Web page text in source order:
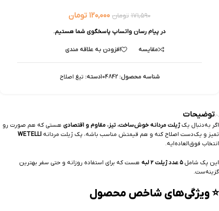
۱۷۱,۵۹۰ تومان ۱۲۰,۰۰۰ تومان
در پیام رسان واتساپ پاسخگوی شما هستیم.
مقایسه افزودن به علاقه مندی
شناسه محصول:104842دسته: تیغ اصلاح
توضیحات
اگر به‌دنبال یکژیلت مردانه خوش‌ساخت، تیز، مقاوم و اقتصادی هستی که هم صورت رو
تمیز و یک‌دست اصلاح کنه و هم قیمتش مناسب باشه، پک ژیلت مردانه WETELLI
انتخاب فوق‌العاده‌ایه.
این پک شامل۵ عدد ژیلت ۲ لبه
هست که برای استفاده روزانه و حتی سفر بهترین
گزینه‌ست.
⭐ ویژگی‌های شاخص محصول